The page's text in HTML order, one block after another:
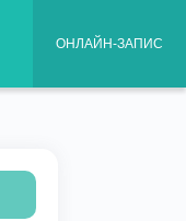
ОНЛАЙН-ЗАПИС